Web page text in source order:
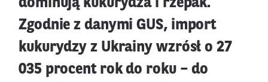
dominują kukurydza i rzepak.
Zgodnie z danymi GUS, import
kukurydzy z Ukrainy wzrósł o 27
035 procent rok do roku – do